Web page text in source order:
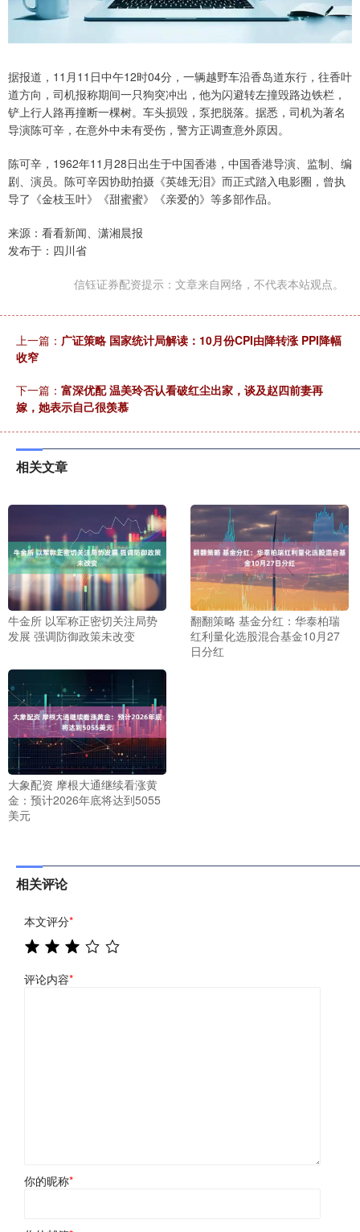
据报道，11月11日中午12时04分，一辆越野车沿香岛道东行，往香叶
道方向，司机报称期间一只狗突冲出，他为闪避转左撞毁路边铁栏，
铲上行人路再撞断一棵树。车头损毁，泵把脱落。据悉，司机为著名
导演陈可辛，在意外中未有受伤，警方正调查意外原因。
陈可辛，1962年11月28日出生于中国香港，中国香港导演、监制、编
剧、演员。陈可辛因协助拍摄《英雄无泪》而正式踏入电影圈，曾执
导了《金枝玉叶》《甜蜜蜜》《亲爱的》等多部作品。
来源：看看新闻、潇湘晨报
发布于：四川省
信钰证券配资提示：文章来自网络，不代表本站观点。
上一篇： 广证策略 国家统计局解读：10月份CPI由降转涨 PPI降幅
收窄
下一篇： 富深优配 温美玲否认看破红尘出家，谈及赵四前妻再
嫁，她表示自己很羡慕
相关文章
牛金所 以军称正密切关注局势
发展 强调防御政策未改变
翻翻策略 基金分红：华泰柏瑞
红利量化选股混合基金10月27
日分红
大象配资 摩根大通继续看涨黄
金：预计2026年底将达到5055
美元
相关评论
本文评分*
评论内容*
你的昵称*